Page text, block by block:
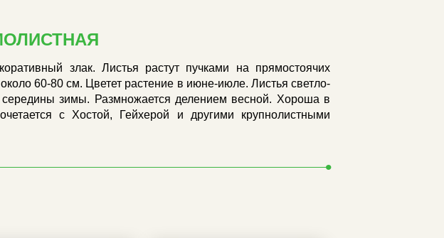
злак. Листья растут пучками на прямостоячих
60-80 см. Цветет растение в июне-июле. Листья светло-
середины зимы. Размножается делением весной. Хороша в
с Хостой, Гейхерой и другими крупнолистными